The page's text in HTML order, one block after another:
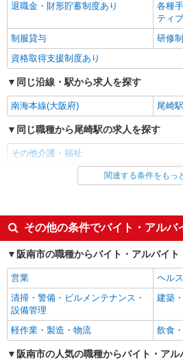
退職金・財形貯蓄制度あり
各種
ティ
制服貸与
研修
資格取得支援制度あり
同じ沿線・駅から求人を探す
南海本線(大阪府) 尾崎駅
同じ職種から尾崎駅の求人を探す
その他介護・福祉
同じ雇用形態から尾崎駅の求人を探す
同じ特徴から尾崎駅の求人を探す
入社日応相談
未経
経験者・有資格者歓迎
新卒
女性活躍中
主婦
フリーター歓迎
ブランクOK
ミド
エルダー（50代～）活躍中
シニ
関連する条件をもっ
その他の条件でバイト・アルバ
阪南市の職種からバイト・アルバイ
営業
ヘル
清掃・警備・ビルメンテナンス・
設備管理
建築
軽作業・製造・物流 飲食
阪南市の人気の職種からバイト・ア